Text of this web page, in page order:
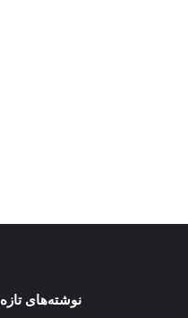
نوشته‌های تازه